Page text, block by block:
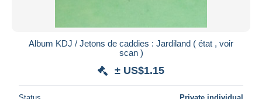
Album KDJ / Jetons de caddies : Jardiland ( état , voir
scan )
± US$1.15